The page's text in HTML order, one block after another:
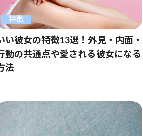
特徴
い彼女の特徴13選！外見・内面・
動の共通点や愛される彼女になる
法